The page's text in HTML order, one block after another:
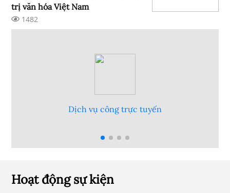
trị văn hóa Việt Nam
1482
Hỏi đáp góp ý
Hoạt động sự kiện